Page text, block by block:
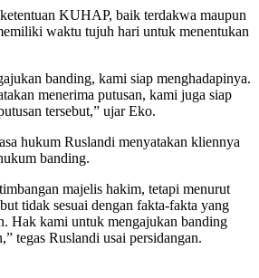
KUHAP, baik terdakwa maupun
waktu tujuh hari untuk menentukan
banding, kami siap menghadapinya.
menerima putusan, kami juga siap
tersebut,” ujar Eko.
hukum Ruslandi menyatakan kliennya
banding.
majelis hakim, tetapi menurut
tidak sesuai dengan fakta-fakta yang
Hak kami untuk mengajukan banding
tegas Ruslandi usai persidangan.